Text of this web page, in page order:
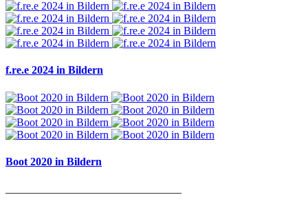
f.re.e 2024 in Bildern
Boot 2020 in Bildern